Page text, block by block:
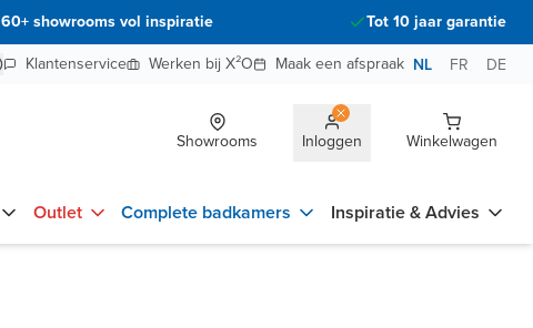
60+ showrooms vol inspiratie
Tot 10 jaar garantie
Klantenservice Werken bij X²O Maak een afspraak NL FR DE
Showrooms Inloggen Winkelwagen
Outlet Complete badkamers Inspiratie & Advies